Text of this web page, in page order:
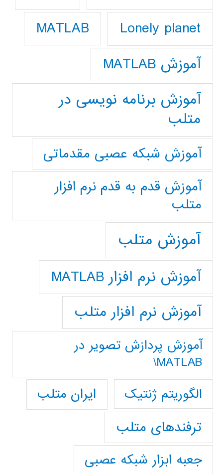
Lonely planet
MATLAB
آموزش MATLAB
آموزش برنامه نویسی در
متلب
آموزش شبکه عصبی مقدماتی
آموزش قدم به قدم نرم افزار
متلب
آموزش متلب
آموزش نرم افزار MATLAB
آموزش نرم افزار متلب
آموزش پردازش تصوير در
MATLAB\
الگوریتم ژنتیک
ایران متلب
ترفندهای متلب
جعبه ابزار شبکه عصبی